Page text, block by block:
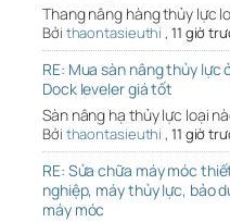
Thang nâng hàng thủy lực
Bởi thaontasieuthi , 11 giờ
RE: Mua sàn nâng thủy lực
Dock leveler giá tốt
Sàn nâng hạ thủy lực loại
Bởi thaontasieuthi , 11 giờ
RE: Sửa chữa máy móc
nghiệp, máy thủy lực, bảo
máy móc